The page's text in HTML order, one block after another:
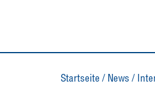
Startseite / News /